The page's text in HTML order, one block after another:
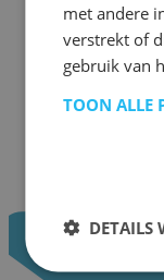
met andere
verstrekt of
gebruik van
TOON ALLE
DETAILS